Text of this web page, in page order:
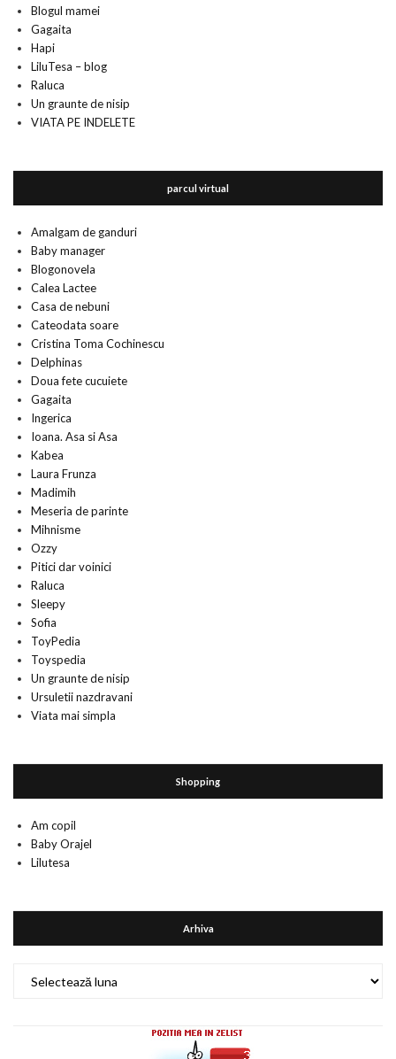
Blogul mamei
Gagaita
Hapi
LiluTesa – blog
Raluca
Un graunte de nisip
VIATA PE INDELETE
parcul virtual
Amalgam de ganduri
Baby manager
Blogonovela
Calea Lactee
Casa de nebuni
Cateodata soare
Cristina Toma Cochinescu
Delphinas
Doua fete cucuiete
Gagaita
Ingerica
Ioana. Asa si Asa
Kabea
Laura Frunza
Madimih
Meseria de parinte
Mihnisme
Ozzy
Pitici dar voinici
Raluca
Sleepy
Sofia
ToyPedia
Toyspedia
Un graunte de nisip
Ursuletii nazdravani
Viata mai simpla
Shopping
Am copil
Baby Orajel
Lilutesa
Arhiva